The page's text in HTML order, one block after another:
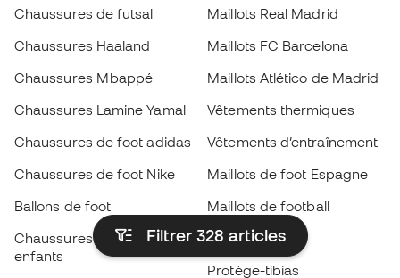
Filtrer 328 articles
Chaussures de futsal
Chaussures Haaland
Chaussures Mbappé
Chaussures Lamine Yamal
Chaussures de foot adidas
Chaussures de foot Nike
Ballons de foot
Chaussures de foot pour
enfants
Maillots Real Madrid
Maillots FC Barcelona
Maillots Atlético de Madrid
Vêtements thermiques
Vêtements d’entraînement
Maillots de foot Espagne
Maillots de football
Imperméables
Protège-tibias